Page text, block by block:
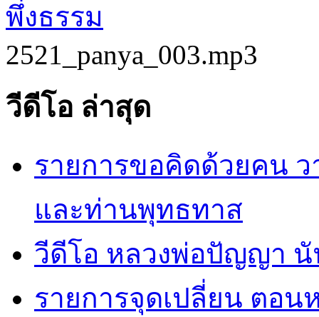
พึ่งธรรม
2521_panya_003.mp3
วีดีโอ ล่าสุด
รายการขอคิดด้วยคน
และท่านพุทธทาส
วีดีโอ หลวงพ่อปัญญา
รายการจุดเปลี่ยน ตอ